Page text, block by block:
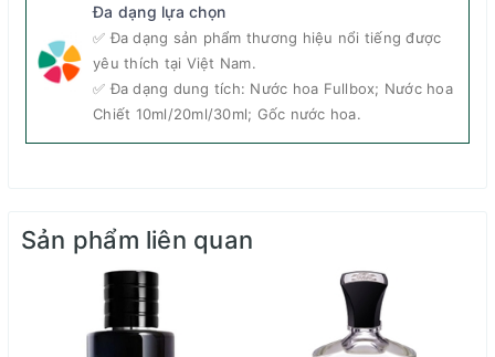
Nếu muốn một chút tươi mát, thanh nhẹ cho những
Giới tính:
Đa dạng lựa chọn
✅ Đa dạng sản phẩm thương hiệu nổi tiếng được
yêu thích tại Việt Nam.
✅ Đa dạng dung tích: Nước hoa Fullbox; Nước hoa
Chiết 10ml/20ml/30ml; Gốc nước hoa.
Sản phẩm liên quan